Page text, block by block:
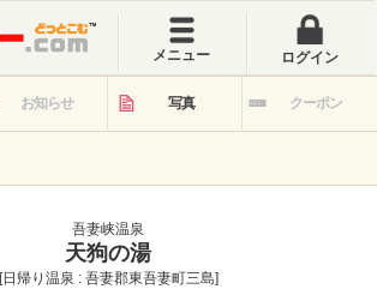
メニュー ログイン
お知らせ 写真 クーポン
吾妻峡温泉
天狗の湯
[日帰り温泉 : 吾妻郡東吾妻町三島]